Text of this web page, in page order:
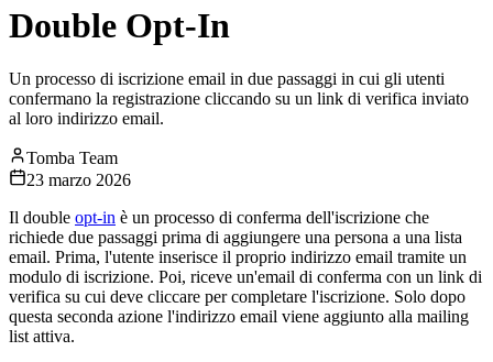
Double Opt-In
Un processo di iscrizione email in due passaggi in cui gli utenti
confermano la registrazione cliccando su un link di verifica inviato
al loro indirizzo email.
Tomba Team
23 marzo 2026
Il double opt-in è un processo di conferma dell'iscrizione che
richiede due passaggi prima di aggiungere una persona a una lista
email. Prima, l'utente inserisce il proprio indirizzo email tramite un
modulo di iscrizione. Poi, riceve un'email di conferma con un link di
verifica su cui deve cliccare per completare l'iscrizione. Solo dopo
questa seconda azione l'indirizzo email viene aggiunto alla mailing
list attiva.